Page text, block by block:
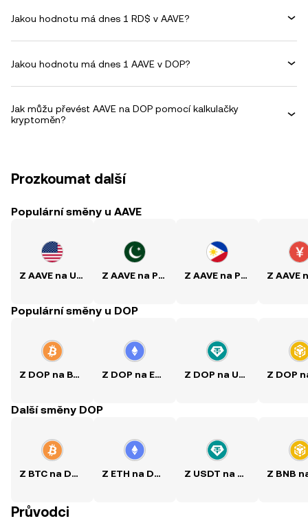
Jakou hodnotu má dnes 1 RD$ v AAVE?
Jakou hodnotu má dnes 1 AAVE v DOP?
Jak můžu převést AAVE na DOP pomocí kalkulačky
kryptoměn?
Prozkoumat další
Populární směny u AAVE
Z AAVE na USD Z AAVE na PKR Z AAVE na PHP
Populární směny u DOP
Z DOP na BTC Z DOP na ETH Z DOP na USDT
Další směny DOP
Z BTC na DOP Z ETH na DOP Z USDT na DOP
Průvodci